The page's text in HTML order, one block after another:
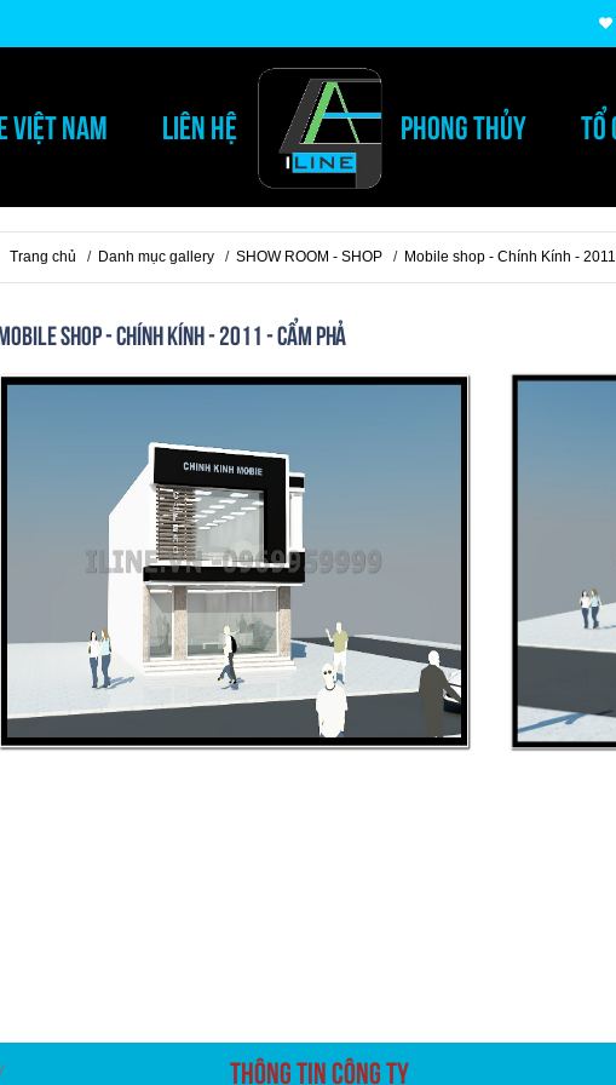
VIỆT NAM LIÊN HỆ PHONG THỦY TỔ
Trang chủ / Danh mục gallery/ SHOW ROOM - SHOP/ Mobile shop - Chính Kính -
Mobile shop - Chính Kính - 2011 - Cẩm Phả
THÔNG TIN CÔNG TY